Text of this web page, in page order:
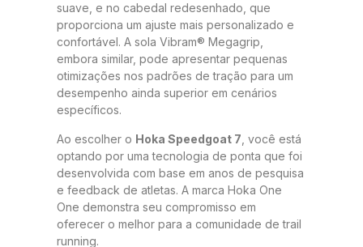
suave, e no cabedal redesenhado, que
proporciona um ajuste mais personalizado e
confortável. A sola Vibram® Megagrip,
embora similar, pode apresentar pequenas
otimizações nos padrões de tração para um
desempenho ainda superior em cenários
específicos.
Ao escolher o Hoka Speedgoat 7 , você está
optando por uma tecnologia de ponta que foi
desenvolvida com base em anos de pesquisa
e feedback de atletas. A marca Hoka One
One demonstra seu compromisso em
oferecer o melhor para a comunidade de trail
running.